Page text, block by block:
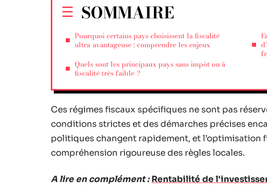
SOMMAIRE
Pourquoi certains pays choisissent la fiscalité
ultra-avantageuse : comprendre les enjeux
Quels sont les principaux pays sans impôt ou à
fiscalité très faible ?
Ces régimes fiscaux spécifiques ne sont pas
conditions strictes et des démarches précises
politiques changent rapidement, et l’optimisation
compréhension rigoureuse des règles locales.
A lire en complément : Rentabilité de